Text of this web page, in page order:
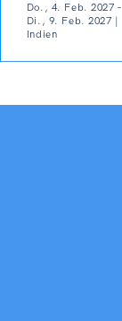
Do., 4. Feb. 2027 –
Di., 9. Feb. 2027 |
Indien